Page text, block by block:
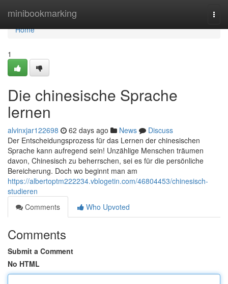
minibookmarking
Home
Home
1
Die chinesische Sprache
lernen
alvinxjar122698 62 days ago News
Discuss
Der Entscheidungsprozess für das Lernen der chinesischen
Sprache kann aufregend sein! Unzählige Menschen träumen
davon, Chinesisch zu beherrschen, sei es für die persönliche
Bereicherung. Doch wo beginnt man am
https://albertoptm222234.vblogetin.com/46804453/chinesisch-
studieren
Comments
Who Upvoted
Comments
Submit a Comment
No HTML